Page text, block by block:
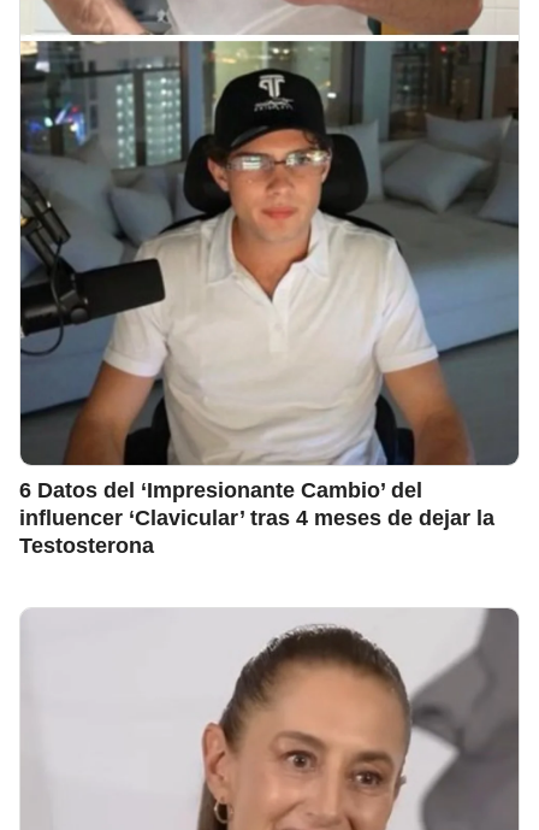
6 Datos del ‘Impresionante Cambio’ del
influencer ‘Clavicular’ tras 4 meses de dejar la
Testosterona